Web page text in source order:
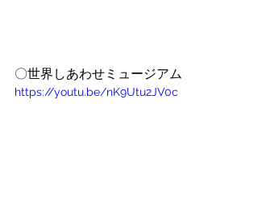
〇世界しあわせミュージアム
https://youtu.be/nK9Utu2JV0c